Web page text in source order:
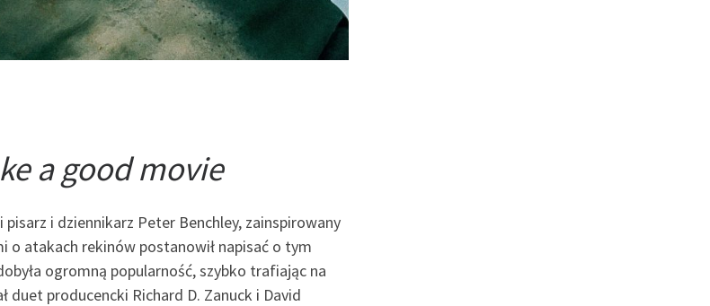
a good movie
i dziennikarz Peter Benchley, zainspirowany
o atakach rekinów postanowił napisać o tym
ogromną popularność, szybko trafiając na
duet producencki Richard D. Zanuck i David